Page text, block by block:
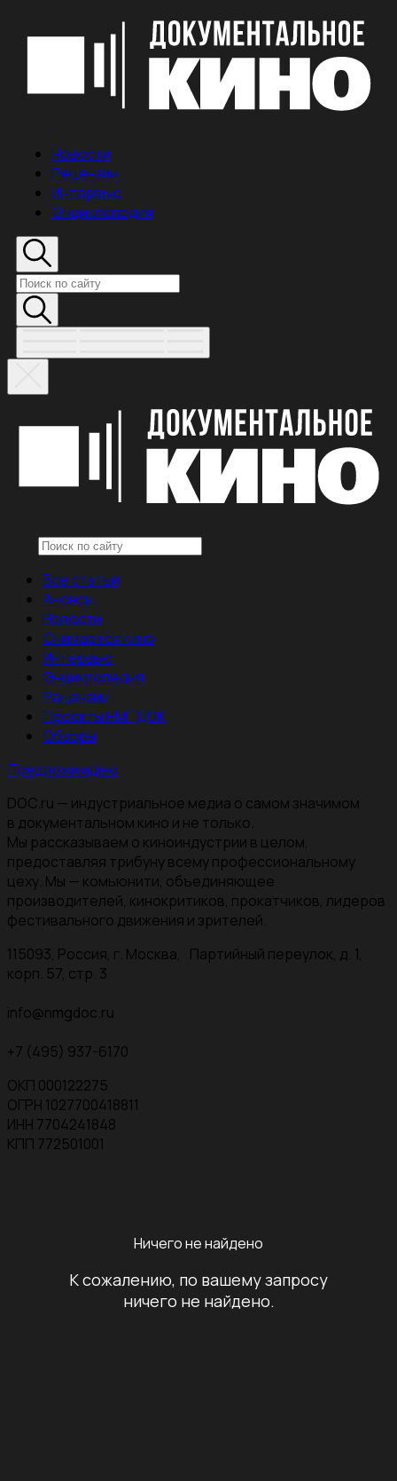
Новости
Рецензии
Интервью
Энциклопедия
Все статьи
Анонсы
Новости
Снимается кино
Интервью
Энциклопедия
Рецензии
Проекты НМГ ДОК
Обзоры
Предложи идею
DOC.ru — индустриальное медиа о самом значимом
в документальном кино и не только.
Мы рассказываем о киноиндустрии в целом,
предоставляя трибуну всему профессиональному
цеху. Мы — комьюнити, объединяющее
производителей, кинокритиков, прокатчиков, лидеров
фестивального движения и зрителей.
115093, Россия, г. Москва, Партийный переулок, д. 1,
корп. 57, стр. 3
info@nmgdoc.ru
+7 (495) 937-6170
ОКП 000122275
ОГРН 1027700418811
ИНН 7704241848
КПП 772501001
Ничего не найдено
К сожалению, по вашему запросу
ничего не найдено.